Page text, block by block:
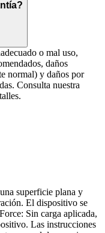
o mal uso,
daños
normal) y daños por
Consulta nuestra
superficie plana y
El dispositivo se
Sin carga aplicada,
Las instrucciones